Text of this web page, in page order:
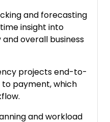
and forecasting
insight into
overall business
projects end-to-
payment, which
and workload